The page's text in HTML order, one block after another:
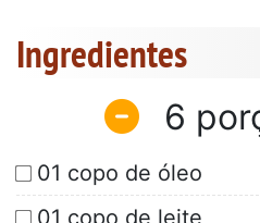
Ingredientes
6
01 copo de óleo